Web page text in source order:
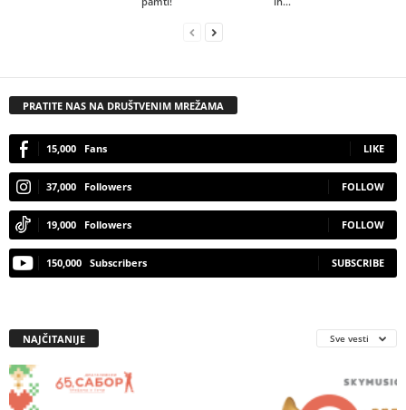
PRATITE NAS NA DRUŠTVENIM MREŽAMA
15,000 Fans LIKE
37,000 Followers FOLLOW
19,000 Followers FOLLOW
150,000 Subscribers SUBSCRIBE
NAJČITANIJE Sve vesti